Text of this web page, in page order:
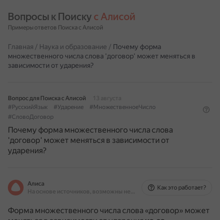
Вопросы к Поиску с Алисой
Примеры ответов Поиска с Алисой
Главная / Наука и образование / Почему форма
множественного числа слова 'договор' может меняться в
зависимости от ударения?
Вопрос для Поиска с Алисой
13 августа
#РусскийЯзык
#Ударение
#МножественноеЧисло
#СловоДоговор
Почему форма множественного числа слова
'договор' может меняться в зависимости от
ударения?
Алиса
На основе источников, возможны неточности
Как это работает?
Форма множественного числа слова «договор» может